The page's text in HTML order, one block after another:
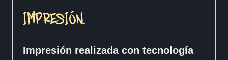
IMPRESIÓN.
Impresión realizada con tecnología